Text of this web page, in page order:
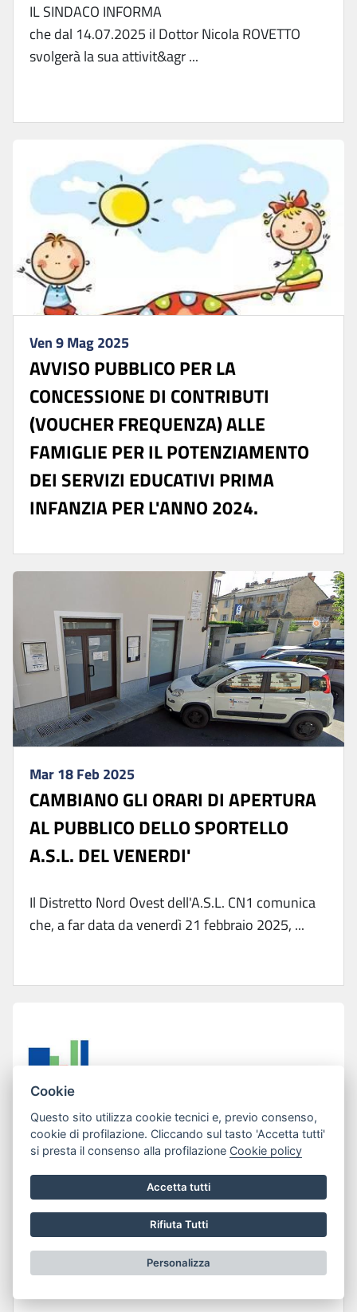
IL SINDACO INFORMA
che dal 14.07.2025 il Dottor Nicola ROVETTO
svolgerà la sua attivit&agr ...
Ven 9 Mag 2025
AVVISO PUBBLICO PER LA
CONCESSIONE DI CONTRIBUTI
(VOUCHER FREQUENZA) ALLE
FAMIGLIE PER IL POTENZIAMENTO
DEI SERVIZI EDUCATIVI PRIMA
INFANZIA PER L'ANNO 2024.
...
Mar 18 Feb 2025
CAMBIANO GLI ORARI DI APERTURA
AL PUBBLICO DELLO SPORTELLO
A.S.L. DEL VENERDI'
Il Distretto Nord Ovest dell'A.S.L. CN1 comunica
che, a far data da venerdì 21 febbraio 2025, ...
Lun 13 Gen 2025
LINEE GUIDA PER LA MACELLAZIONE
DI SUINI ED OVI-CAPRINI PER USO
Cookie
Questo sito utilizza cookie tecnici e, previo consenso,
cookie di profilazione. Cliccando sul tasto 'Accetta tutti'
si presta il consenso alla profilazione Cookie policy
Accetta tutti
Rifiuta Tutti
Personalizza